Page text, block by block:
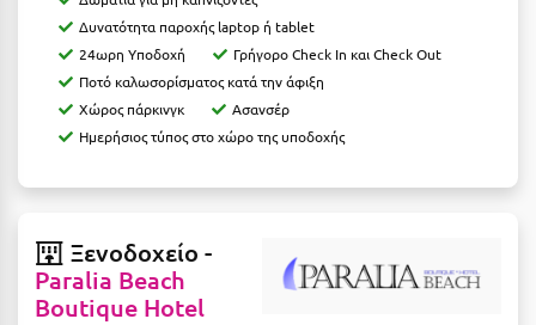
Μετέωρα
Μέτσοβο
Μήλος
Μπαλί Κρήτης
Μπάνσκο
Δυνατότητα παροχής laptop ή tablet
24ωρη Υποδοχή
Γρήγορο Check In και Check Out
Ποτό καλωσορίσματος κατά την άφιξη
Χώρος πάρκινγκ
Ασανσέρ
Ημερήσιος τύπος στο χώρο της υποδοχής
Ξενοδοχείο -
Paralia Beach
Boutique Hotel